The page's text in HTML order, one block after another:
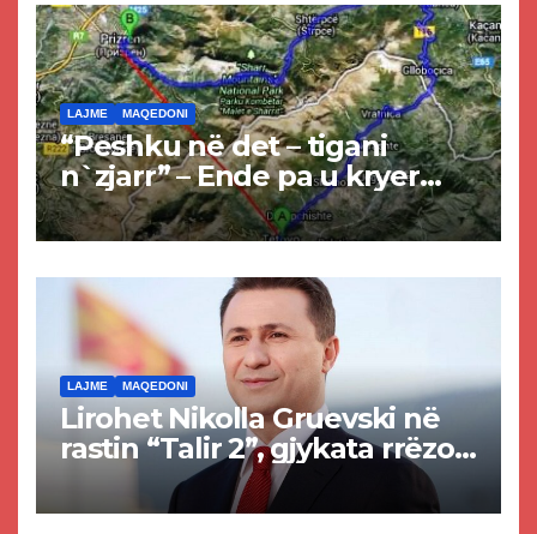
LAJME MAQEDONI
“Peshku në det – tigani
n`zjarr” – Ende pa u kryer
projekti i tunelit, komuna e
Tetovës nis punimet për
LAJME MAQEDONI
Lirohet Nikolla Gruevski në
rastin “Talir 2”, gjykata rrëzon
akuzat për ndërtimin e
paligjshëm të selisë së